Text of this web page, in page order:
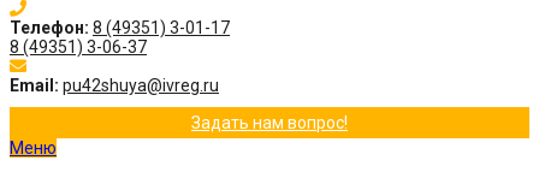
Телефон: 8 (49351) 3-01-17
8 (49351) 3-06-37
Email: pu42shuya@ivreg.ru
Задать нам вопрос!
Меню